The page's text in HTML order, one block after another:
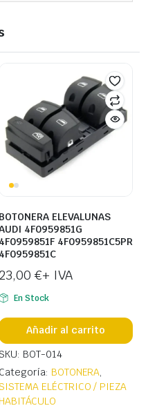
BOTONERA ELEVALUNAS
4F0959851G
4F0959851F 4F0959851C5PR
4F0959851C
23,00 €+ IVA
En Stock
Añadir al carrito
BOT-014
Categoría: BOTONERA,
ELÉCTRICO / PIEZA
HABITÁCULO